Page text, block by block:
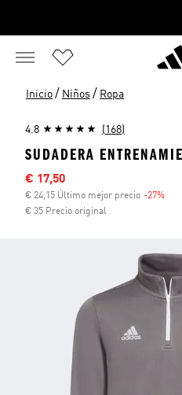
Inicio / Niños / Ropa
4.8 (168)
SUDADERA
Precio rebajado
€ 17,50
€ 24,15 Último mejor precio -27%
€ 35 Precio original